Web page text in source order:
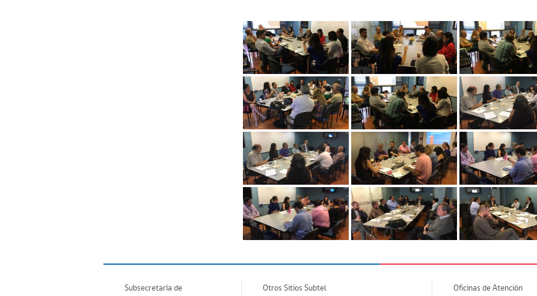
Subsecretaría de
Otros Sitios Subtel Oficinas de Atención